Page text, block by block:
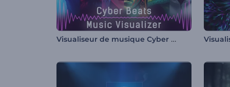
Visualiseur de musique Cyber Beats